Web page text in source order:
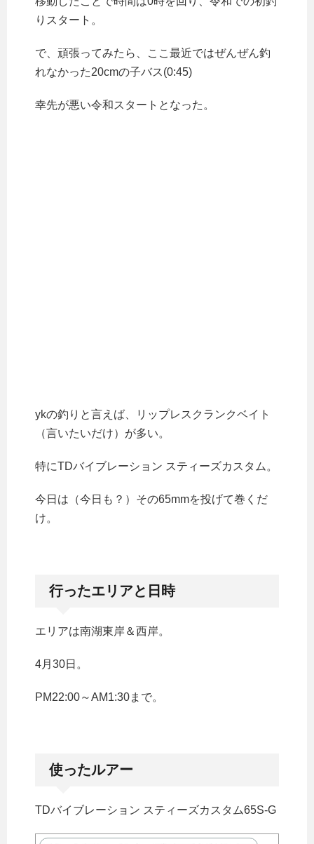
りスタート。
で、頑張ってみたら、ここ最近ではぜんぜん釣
れなかった20cmの子バス(0:45)
幸先が悪い令和スタートとなった。
ykの釣りと言えば、リップレスクランクベイト
（言いたいだけ）が多い。
特にTDバイブレーション スティーズカスタム。
今日は（今日も？）その65mmを投げて巻くだ
け。
行ったエリアと日時
エリアは南湖東岸＆西岸。
4月30日。
PM22:00～AM1:30まで。
使ったルアー
TDバイブレーション スティーズカスタム65S-G